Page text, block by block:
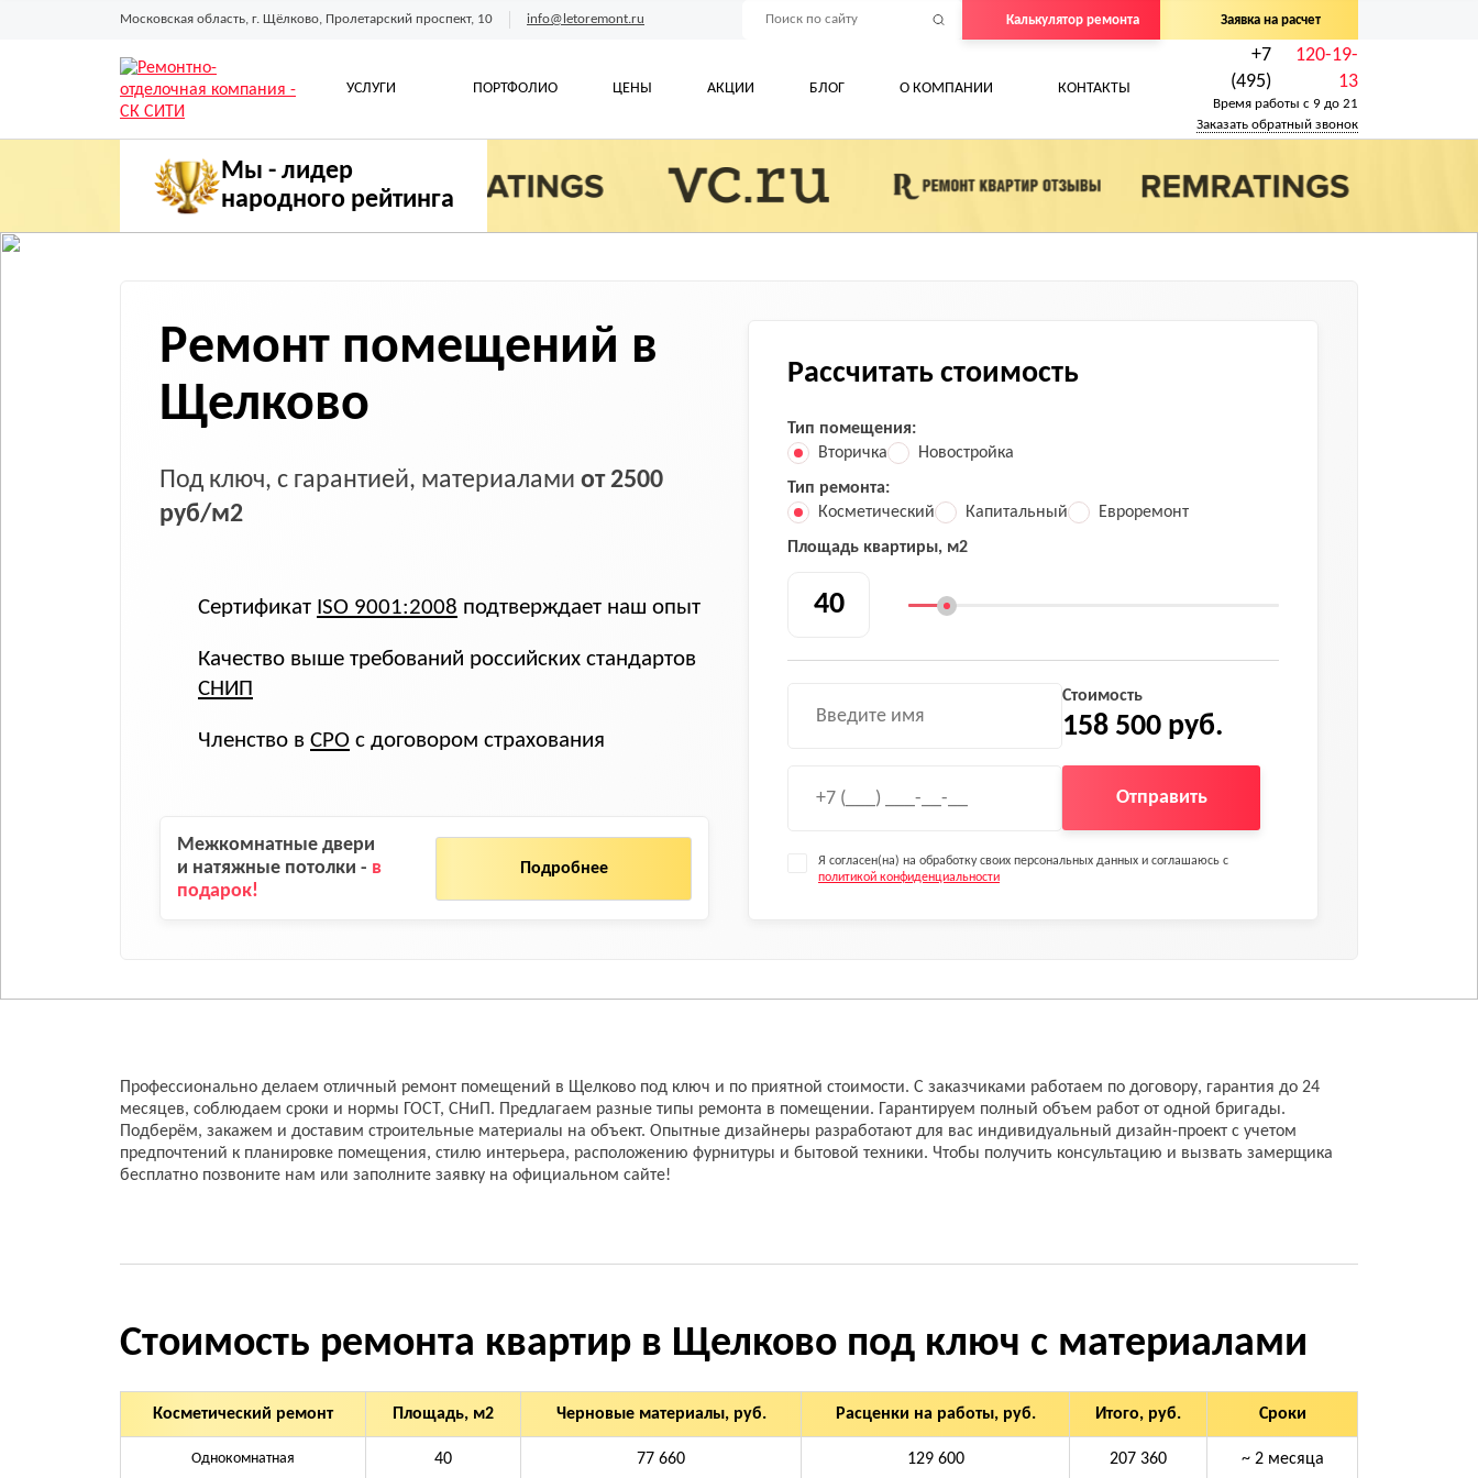
Московская область, г. Щёлково, Пролетарский проспект, 10 info@letoremont.ru Калькулятор ремонта Заявка на расчет
УСЛУГИ ПОРТФОЛИО ЦЕНЫ АКЦИИ БЛОГ О КОМПАНИИ КОНТАКТЫ
+7
(495)
120-19-
13
Время работы с 9 до 21
Заказать обратный звонок
Мы - лидер
народного рейтинга
Ремонт помещений в
Щелково
Под ключ, с гарантией, материалами от 2500
руб/м2
Сертификат ISO 9001:2008 подтверждает наш опыт
Качество выше требований российских стандартов
СНИП
Членство в СРО с договором страхования
Межкомнатные двери
и натяжные потолки - в
подарок!
Подробнее
Рассчитать стоимость
Тип помещения:
Вторичка
Новостройка
Тип ремонта:
Косметический
Капитальный
Евроремонт
Площадь квартиры, м2
Стоимость
158 500 руб.
Отправить
Я согласен(на) на обработку своих персональных данных и соглашаюсь с
политикой конфиденциальности
Профессионально делаем отличный ремонт помещений в Щелково под ключ и по приятной стоимости. С заказчиками работаем по договору, гарантия до 24
месяцев, соблюдаем сроки и нормы ГОСТ, СНиП. Предлагаем разные типы ремонта в помещении. Гарантируем полный объем работ от одной бригады.
Подберём, закажем и доставим строительные материалы на объект. Опытные дизайнеры разработают для вас индивидуальный дизайн-проект с учетом
предпочтений к планировке помещения, стилю интерьера, расположению фурнитуры и бытовой техники. Чтобы получить консультацию и вызвать замерщика
бесплатно позвоните нам или заполните заявку на официальном сайте!
Стоимость ремонта квартир в Щелково под ключ с материалами
Косметический ремонт Площадь, м2 Черновые материалы, руб. Расценки на работы, руб. Итого, руб. Сроки
Однокомнатная 40 77 660 129 600 207 360 ~ 2 месяца